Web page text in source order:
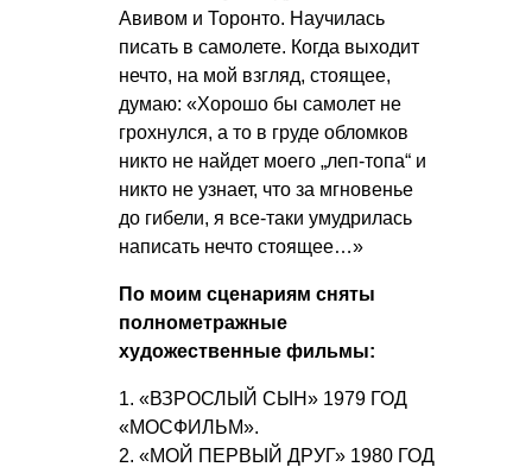
Авивом и Торонто. Научилась
писать в самолете. Когда выходит
нечто, на мой взгляд, стоящее,
думаю: «Хорошо бы самолет не
грохнулся, а то в груде обломков
никто не найдет моего „леп-топа“ и
никто не узнает, что за мгновенье
до гибели, я все-таки умудрилась
написать нечто стоящее…»
По моим сценариям сняты
полнометражные
художественные фильмы:
1. «ВЗРОСЛЫЙ СЫН» 1979 ГОД
«МОСФИЛЬМ».
2. «МОЙ ПЕРВЫЙ ДРУГ» 1980 ГОД